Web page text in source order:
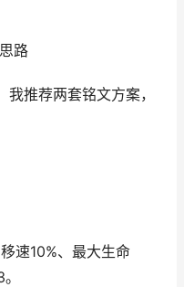
路
推荐两套铭文方案，
速10%、最大生命